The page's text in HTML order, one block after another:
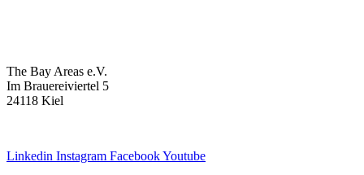
The Bay Areas e.V.
Im Brauereiviertel 5
24118 Kiel
Linkedin Instagram FacebookYoutube